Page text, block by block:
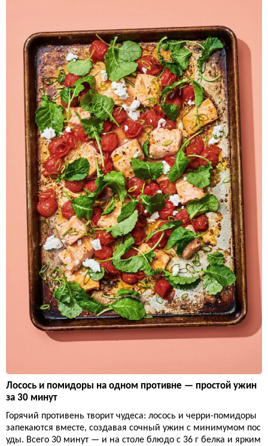
Лосось и помидоры на одном противне — простой ужин
за 30 минут
Горячий противень творит чудеса: лосось и черри-помидоры
запекаются вместе, создавая сочный ужин с минимумом пос
уды. Всего 30 минут — и на столе блюдо с 36 г белка и ярким